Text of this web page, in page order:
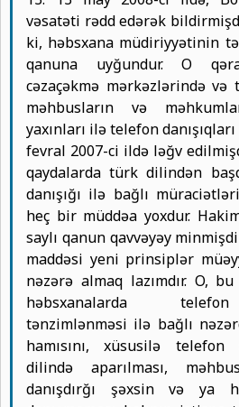
vəsatəti rədd edərək
ki, həbsxana müdiriyyətinin
qanuna uyğundur. O
cəzaçəkmə mərkəzlərində
məhbusların və
yaxınları ilə telefon
fevral 2007-ci ildə ləğv
qaydalarda türk dilindən
danışığı ilə bağlı
heç bir müddəa yoxdur.
saylı qanun qavvəyəy
maddəsi yeni prinsiplər
nəzərə almaq lazımdır. O,
həbsxanalarda telefon
tənzimlənməsi ilə bağlı
hamısını, xüsusilə telefon
dilində aparılması,
danışdırğı şəxsin və ya